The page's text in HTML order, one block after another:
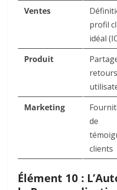
Ventes
profil
idéal
Produit
retours
Marketing
de
clients
Élément 10 :